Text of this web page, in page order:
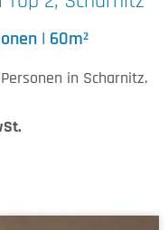
| 60m²
in Scharnitz.